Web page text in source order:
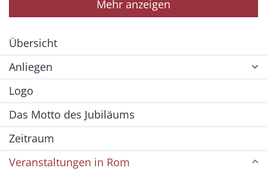
Mehr anzeigen
Übersicht
Anliegen
Logo
Das Motto des Jubiläums
Zeitraum
Veranstaltungen in Rom